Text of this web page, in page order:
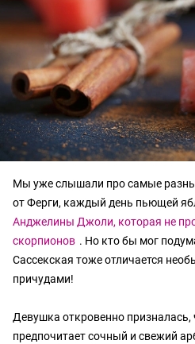
Мы уже слышали про самые
от Ферги, каждый день пьющей
Анджелины Джоли, которая не
скорпионов . Но кто бы мог
Сассекская тоже отличается
причудами!
Девушка откровенно призналась,
предпочитает сочный и свежий